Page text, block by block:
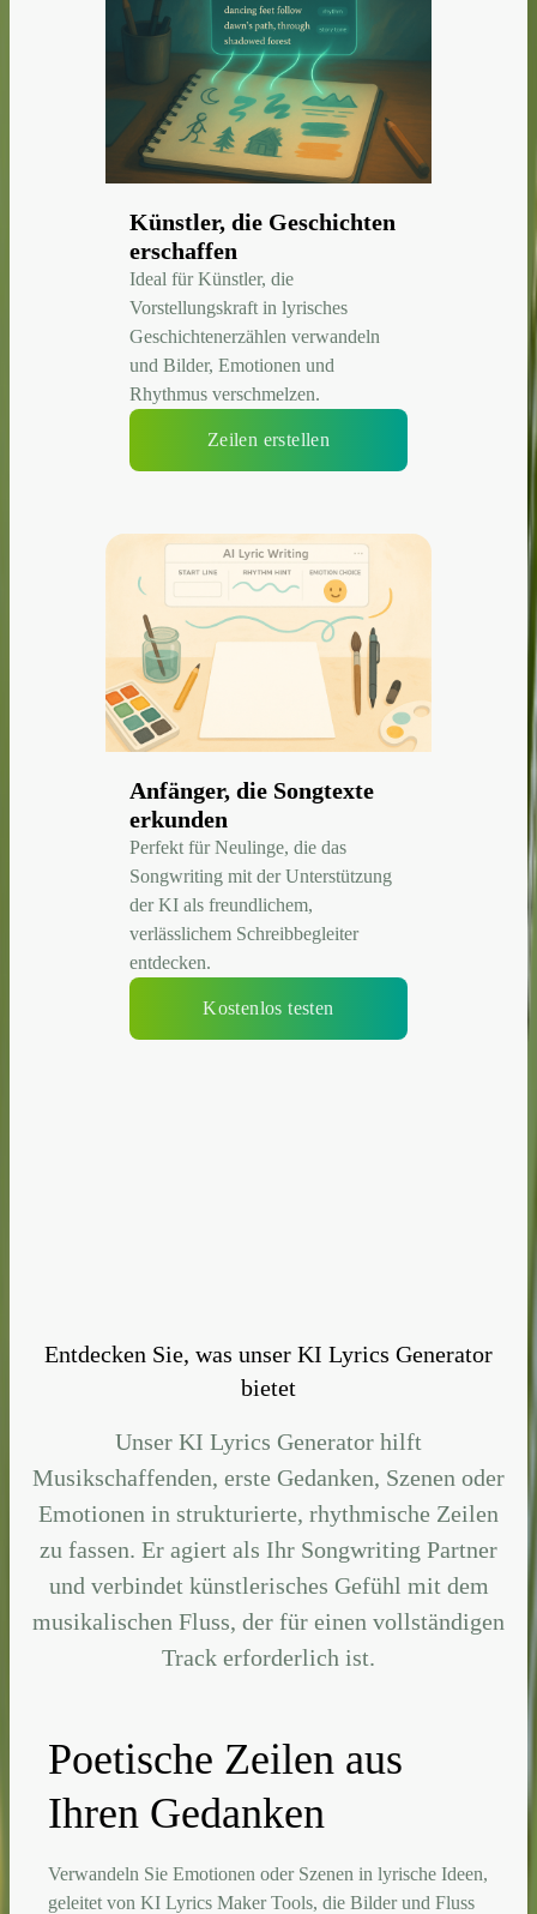
Künstler, die Geschichten
erschaffen
Ideal für Künstler, die
Vorstellungskraft in lyrisches
Geschichtenerzählen verwandeln
und Bilder, Emotionen und
Rhythmus verschmelzen.
Zeilen erstellen
Anfänger, die Songtexte
erkunden
Perfekt für Neulinge, die das
Songwriting mit der Unterstützung
der KI als freundlichem,
verlässlichem Schreibbegleiter
entdecken.
Kostenlos testen
Entdecken Sie, was unser KI Lyrics Generator
bietet
Unser KI Lyrics Generator hilft
Musikschaffenden, erste Gedanken, Szenen oder
Emotionen in strukturierte, rhythmische Zeilen
zu fassen. Er agiert als Ihr Songwriting Partner
und verbindet künstlerisches Gefühl mit dem
musikalischen Fluss, der für einen vollständigen
Track erforderlich ist.
Poetische Zeilen aus
Ihren Gedanken
Verwandeln Sie Emotionen oder Szenen in lyrische Ideen,
geleitet von KI Lyrics Maker Tools, die Bilder und Fluss